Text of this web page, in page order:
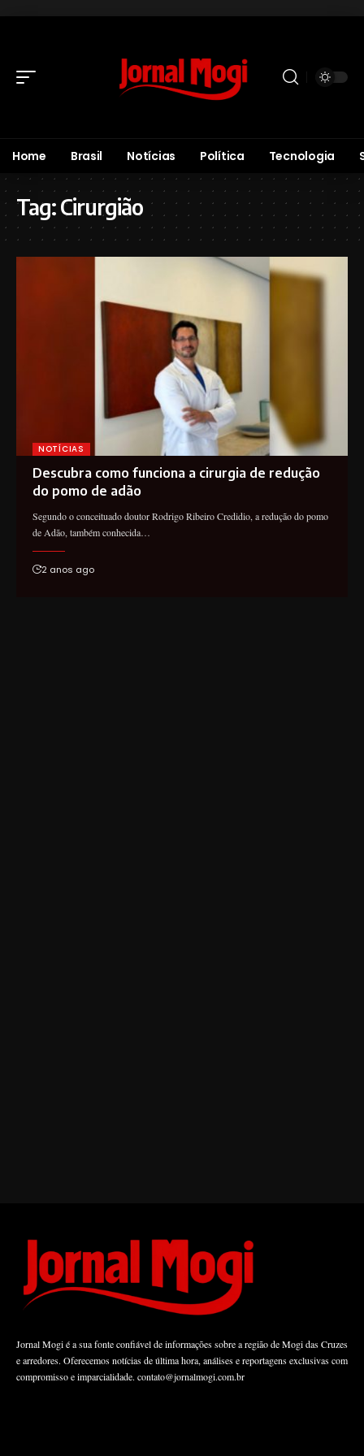
Home Brasil Notícias Política Tecnologia
Tag:Cirurgião
NOTÍCIAS
Descubra como funciona a cirurgia de redução
do pomo de adão
Segundo o conceituado doutor Rodrigo Ribeiro Credidio, a redução do pomo
de Adão, também conhecida…
2 anos ago
Jornal Mogi é a sua fonte confiável de informações sobre a região de Mogi das Cruzes
e arredores. Oferecemos notícias de última hora, análises e reportagens exclusivas com
compromisso e imparcialidade. contato@jornalmogi.com.br